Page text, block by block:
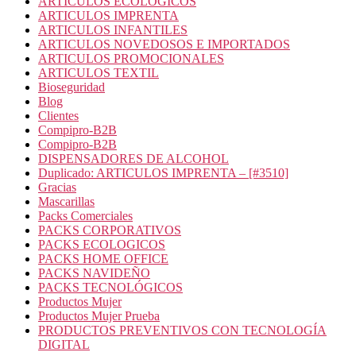
ARTICULOS IMPRENTA
ARTICULOS INFANTILES
ARTICULOS NOVEDOSOS E IMPORTADOS
ARTICULOS PROMOCIONALES
ARTICULOS TEXTIL
Bioseguridad
Blog
Clientes
Compipro-B2B
Compipro-B2B
DISPENSADORES DE ALCOHOL
Duplicado: ARTICULOS IMPRENTA – [#3510]
Gracias
Mascarillas
Packs Comerciales
PACKS CORPORATIVOS
PACKS ECOLOGICOS
PACKS HOME OFFICE
PACKS NAVIDEÑO
PACKS TECNOLÓGICOS
Productos Mujer
Productos Mujer Prueba
PRODUCTOS PREVENTIVOS CON TECNOLOGÍA
DIGITAL